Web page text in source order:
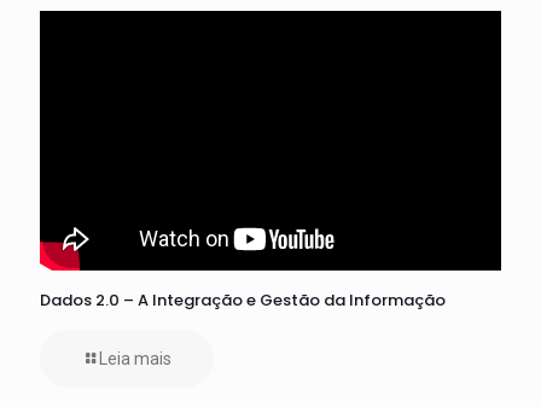
Dados 2.0 – A Integração e Gestão da Informação
Leia mais